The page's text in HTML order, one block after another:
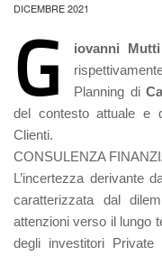
DICEMBRE 2021
G iovanni Mutti
Planning di
del contesto attuale e
Clienti.
CONSULENZA
L’incertezza derivante
caratterizzata dal
attenzioni verso il lungo
degli investitori